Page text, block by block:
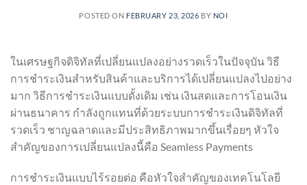
POSTED ON FEBRUARY 23, 2026 BY NOI
ในเศรษฐกิจดิจิทัลที่เปลี่ยนแปลงอย่างรวดเร็วในปัจจุบัน วิธี
การชำระเงินสำหรับสินค้าและบริการได้เปลี่ยนแปลงไปอย่าง
มาก วิธีการชำระเงินแบบดั้งเดิม เช่น เงินสดและการโอนเงิน
ผ่านธนาคาร กำลังถูกแทนที่ด้วยระบบการชำระเงินดิจิทัลที่
รวดเร็ว ชาญฉลาดและมีประสิทธิภาพมากขึ้นเรื่อยๆ หัวใจ
สำคัญของการเปลี่ยนแปลงนี้คือ Seamless Payments
การชำระเงินแบบไร้รอยต่อ คือหัวใจสำคัญของเทคโนโลยี